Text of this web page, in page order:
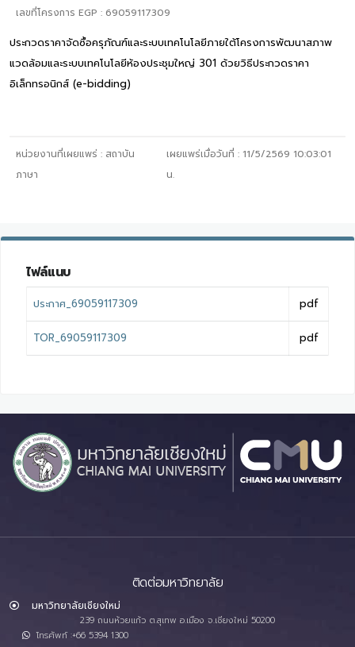
เลขที่โครงการ EGP : 69059117309
ประกวดราคาจัดซื้อครุภัณฑ์และระบบเทคโนโลยีภายใต้โครงการพัฒนาสภาพ
แวดล้อมและระบบเทคโนโลยีห้องประชุมใหญ่ 301 ด้วยวิธีประกวดราคา
อิเล็กทรอนิกส์ (e-bidding)
หน่วยงานที่เผยแพร่ : สถาบัน
ภาษา
เผยแพร่เมื่อวันที่ : 11/5/2569 10:03:01
น.
ไฟล์แนบ
ประกาศ_69059117309 pdf
TOR_69059117309 pdf
ติดต่อมหาวิทยาลัย
มหาวิทยาลัยเชียงใหม่
239 ถนนห้วยแก้ว ต.สุเทพ อ.เมือง จ.เชียงใหม่ 50200
โทรศัพท์ :+66 5394 1300